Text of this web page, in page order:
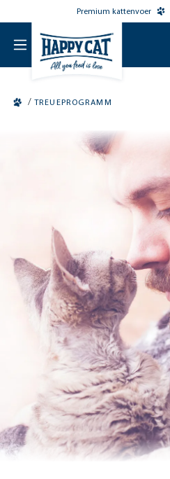
Premium kattenvoer
/ TREUEPROGRAMM